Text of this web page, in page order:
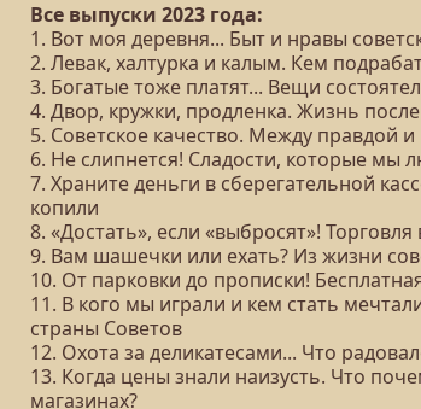
Все выпуски 2023 года:
1. Вот моя деревня... Быт и нравы
2. Левак, халтурка и калым. Кем
3. Богатые тоже платят... Вещи
4. Двор, кружки, продленка. Жизнь
5. Советское качество. Между правдой
6. Не слипнется! Сладости, которые мы
7. Храните деньги в сберегательной
копили
8. «Достать», если «выбросят»! Торговля
9. Вам шашечки или ехать? Из жизни
10. От парковки до прописки!
11. В кого мы играли и кем стать
страны Советов
12. Охота за деликатесами... Что
13. Когда цены знали наизусть. Что
магазинах?